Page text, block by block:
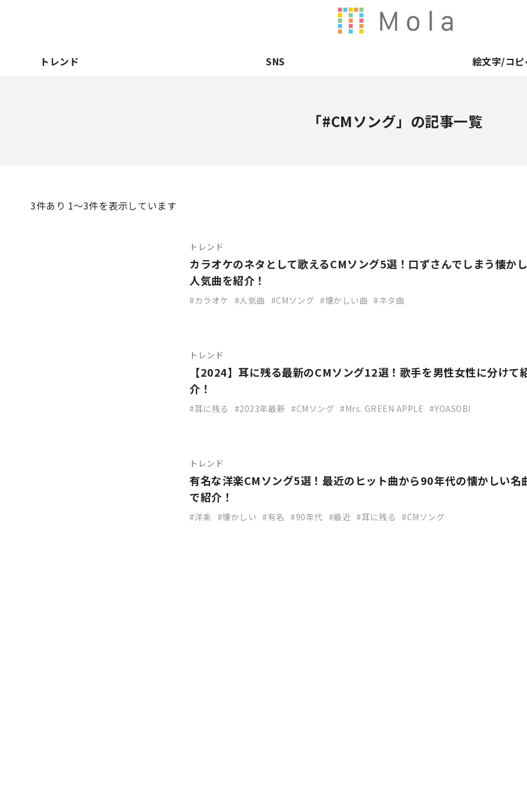
トレンド SNS 絵文字/コピ
「#CMソング」の記事一覧
3件あり 1〜3件を表示しています
トレンド
カラオケのネタとして歌えるCMソング5選！口ずさんでしまう懐か
人気曲を紹介！
カラオケ 人気曲 CMソング 懐かしい曲 ネタ曲
トレンド
【2024】耳に残る最新のCMソング12選！歌手を男性女性に分けて
介！
耳に残る 2023年最新 CMソング Mrs. GREEN APPLE YOASOBI
トレンド
有名な洋楽CMソング5選！最近のヒット曲から90年代の懐かしい名
で紹介！
洋楽 懐かしい 有名 90年代 最近 耳に残る CMソング